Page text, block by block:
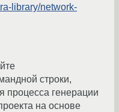
library/network-
строки,
процесса генерации
на основе